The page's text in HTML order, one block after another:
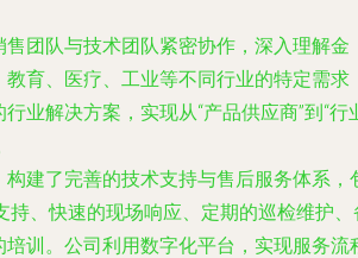
售团队与技术团队紧密协作，深入理解金
教育、医疗、工业等不同行业的特定需求
业解决方案，实现从“产品供应商”到“行
构建了完善的技术支持与售后服务体系，
持、快速的现场响应、定期的巡检维护、
培训。公司利用数字化平台，实现服务流